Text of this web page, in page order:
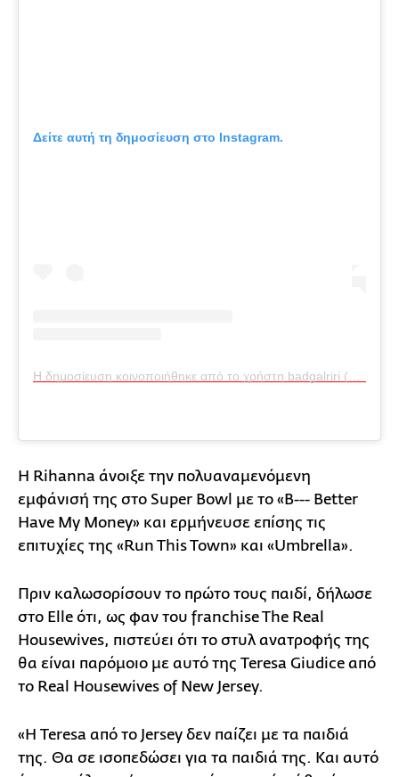
Δείτε αυτή τη δημοσίευση στο Instagram.
Η Rihanna άνοιξε την πολυαναμενόμενη
εμφάνισή της στο Super Bowl με το «B--- Better
Have My Money» και ερμήνευσε επίσης τις
επιτυχίες της «Run This Town» και «Umbrella».
Πριν καλωσορίσουν το πρώτο τους παιδί, δήλωσε
στο Elle ότι, ως φαν του franchise The Real
Housewives, πιστεύει ότι το στυλ ανατροφής της
θα είναι παρόμοιο με αυτό της Teresa Giudice από
το Real Housewives of New Jersey.
«Η Teresa από το Jersey δεν παίζει με τα παιδιά
της. Θα σε ισοπεδώσει για τα παιδιά της. Και αυτό